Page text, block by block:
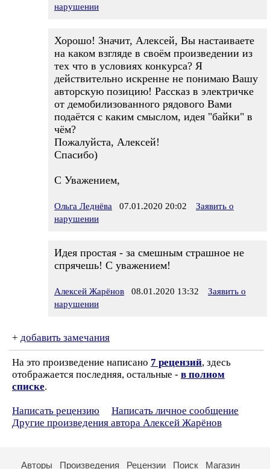
нарушении
Хорошо! Значит, Алексей, Вы настаиваете
на каком взгляде в своём произведении из
тех что в условиях конкурса? Я
действительно искренне не понимаю Вашу
авторскую позицию! Рассказ в электричке
от демобилизованного рядового Вами
подаётся с каким смыслом, идея "байки" в
чём?
Пожалуйста, Алексей!
Спасибо)
С Уважением,
Ольга Леднёва 07.01.2020 20:02
Заявить о
нарушении
Идея простая - за смешным страшное не
спрячешь! С уважением!
Алексей Жарёнов 08.01.2020 13:32
Заявить о
нарушении
+ добавить замечания
На это произведение написано 7 рецензий, здесь
отображается последняя, остальные - в полном
списке.
Написать рецензию
Написать личное сообщение
Другие произведения автора Алексей Жарёнов
Авторы Произведения Рецензии Поиск Магазин